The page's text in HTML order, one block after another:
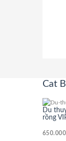
Cat
Du
rồng
650.000